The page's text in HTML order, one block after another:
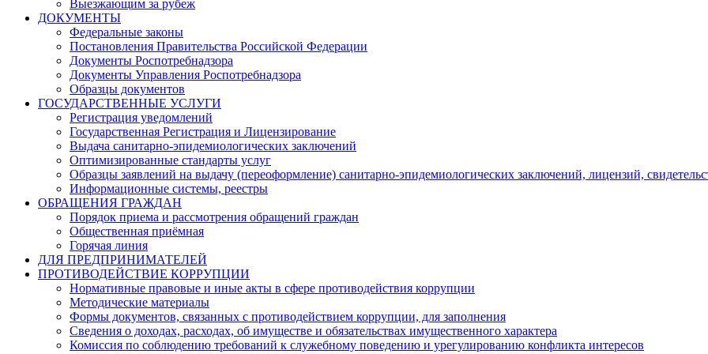
Выезжающим за рубеж
ДОКУМЕНТЫ
Федеральные законы
Постановления Правительства Российской Федерации
Документы Роспотребнадзора
Документы Управления Роспотребнадзора
Образцы документов
ГОСУДАРСТВЕННЫЕ УСЛУГИ
Регистрация уведомлений
Государственная Регистрация и Лицензирование
Выдача санитарно-эпидемиологических заключений
Оптимизированные стандарты услуг
Образцы заявлений на выдачу (переоформление) санитарно-эпидемиологических заключений, лицензий,
Информационные системы, реестры
ОБРАЩЕНИЯ ГРАЖДАН
Порядок приема и рассмотрения обращений граждан
Общественная приёмная
Горячая линия
ДЛЯ ПРЕДПРИНИМАТЕЛЕЙ
ПРОТИВОДЕЙСТВИЕ КОРРУПЦИИ
Нормативные правовые и иные акты в сфере противодействия коррупции
Методические материалы
Формы документов, связанных с противодействием коррупции, для заполнения
Сведения о доходах, расходах, об имуществе и обязательствах имущественного характера
Комиссия по соблюдению требований к служебному поведению и урегулированию конфликта интересов